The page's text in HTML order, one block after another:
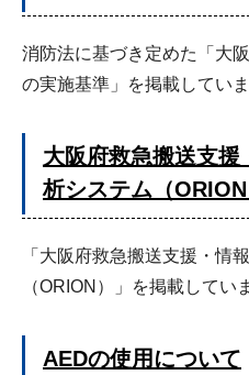
消防法に基づき定めた「大
の実施基準」を掲載していま
大阪府救急搬送支
析システム（ORION
「大阪府救急搬送支援・情
（ORION）」を掲載してい
AEDの使用について